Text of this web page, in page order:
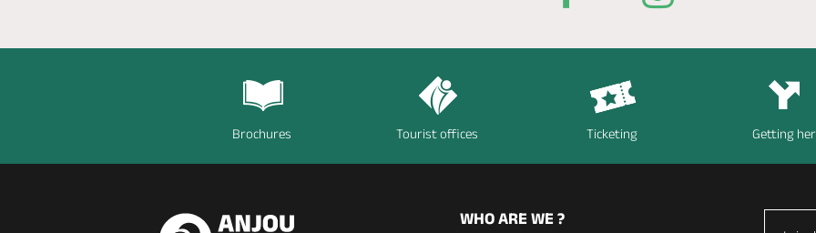
Brochures Tourist offices Ticketing Getting
WHO ARE WE ?